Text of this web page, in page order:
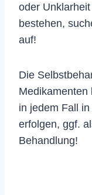
oder
bestehen,
auf!
Die
Medikamenten
in jedem Fall
erfolgen, ggf.
Behandlung!